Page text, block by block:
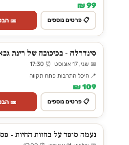
99 ₪
📋 פרטים נוספים 🎫
סינדרלה - בכיכובה של רינת גבאי -
📅 שני, 17 אוגוסט ⏰ 17:30
📍 היכל התרבות פתח תקווה
109 ₪
📋 פרטים נוספים 🎫
נעמה סופר על בחוות החיות -